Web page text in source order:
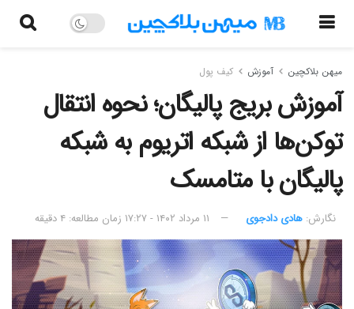
میهن بلاکچین آموزش کیف پول
آموزش بریج پالیگان؛ نحوه انتقال
توکن‌ها از شبکه اتریوم به شبکه
پالیگان با متامسک
نگارش:‌ هادی دادجوی ۱۱ مرداد ۱۴۰۲ - ۱۷:۲۷ زمان مطالعه: ۴ دقیقه